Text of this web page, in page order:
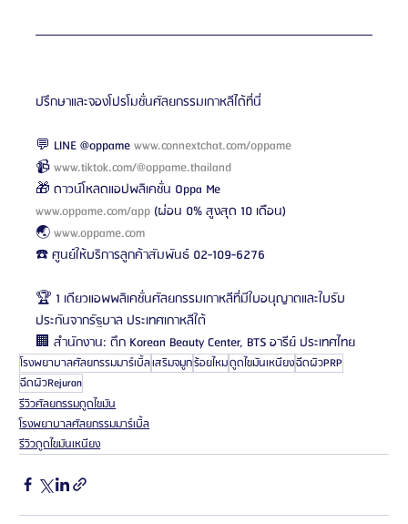
ปรึกษาและจองโปรโมชั่นศัลยกรรมเกาหลีได้ที่นี่
💬 LINE @oppame www.connextchat.com/oppame
📹 www.tiktok.com/@oppame.thailand
🎁 ดาวน์โหลดแอปพลิเคชั่น Oppa Me
www.oppame.com/app (ผ่อน 0% สูงสุด 10 เดือน)
🌏 www.oppame.com
☎️ ศูนย์ให้บริการลูกค้าสัมพันธ์ 02-109-6276
🏆 1 เดียวแอพพลิเคชั่นศัลยกรรมเกาหลีที่มีใบอนุญาตและใบรับ
ประกันจากรัฐบาล ประเทศเกาหลีใต้
🏢 สำนักงาน: ตึก Korean Beauty Center, BTS อารีย์ ประเทศไทย
โรงพยาบาลศัลยกรรมมาร์เบิ้ลเสริมจมูกร้อยไหมดูดไขมันเหนียงฉีดผิวPRP
ฉีดผิวRejuran
รีวิวศัลยกรรมดูดไขมัน
โรงพยาบาลศัลยกรรมมาร์เบิ้ล
รีวิวดูดไขมันเหนียง